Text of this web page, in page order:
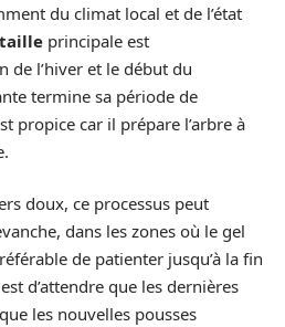
du climat local et de l’état
taille principale est
de l’hiver et le début du
termine sa période de
propice car il prépare l’arbre à
doux, ce processus peut
dans les zones où le gel
de patienter jusqu’à la fin
d’attendre que les dernières
les nouvelles pousses